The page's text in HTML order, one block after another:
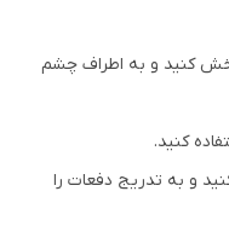
کنید و به اطراف چشم
کنید.
کنید و به تدریج دفعات را